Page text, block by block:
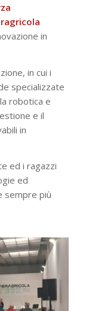
in
in cui i
specializzate
robotica e
e il
in
ed i ragazzi
ed
sempre più